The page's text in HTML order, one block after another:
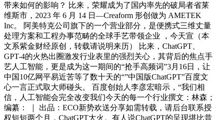
带来如何的影响？ 比来，荣耀成为了国内率先的破局者省莱
维斯市，2023 年 6 月 14 日—Creaform 形创做为 AMETEK
Inc。 阿美特克公司旗下的一个营业部分，是便携式三维丈量
处理方案和工程办事范畴的全球手艺带领企业 ，今天宣（本
文系紫金财经原创，转载请说明来历） 比来，ChatGPT、
GPT-4的火热出圈激发行业表里的强烈关心，其背后的焦点手
艺人工智能，更是成为这一期间的“抢手高频词”3月16日，让
中国10亿网平易近苦等了数十天的“”中国版ChatGPT”百度文
心一言正式取大师碰头。 百度创始人李彦宏暗示，“我们相
信，人工智能会完全改变我们今天的每一个行业撰文：林森；
编纂： ｜ 出品：ECO新势欢送分享如需转载，请后台联系授
权短短两个月，ChatGPT大火。有人说ChatGPT的呈现堪比昔